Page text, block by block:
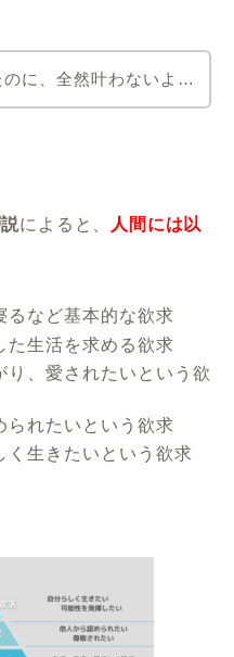
のに、全然叶わないよ…
によると、
人間には以
るなど基本的な欲求
た生活を求める欲求
り、愛されたいという欲
られたいという欲求
く生きたいという欲求